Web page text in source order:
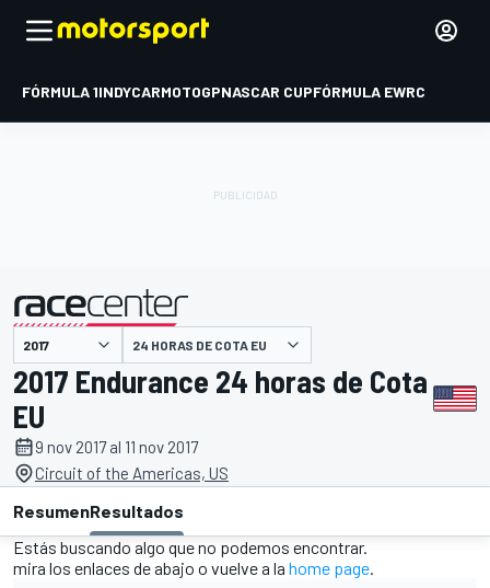
FÓRMULA 1INDYCARMOTOGPNASCAR CUPFÓRMULA EWRC
presentado por 24 HORAS DE COTA EU
2017 Endurance 24 horas de Cota
EU
9 nov 2017 al 11 nov 2017
Circuit of the Americas, US
ResumenResultados
Estás buscando algo que no podemos encontrar.
mira los enlaces de abajo o vuelve a la home page.